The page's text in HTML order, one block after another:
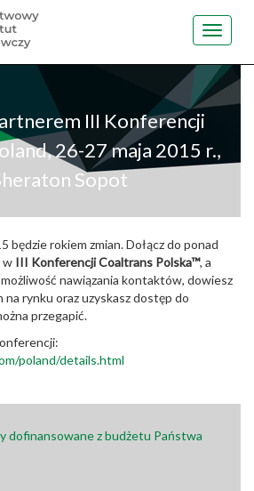
Toggle
III Konferencji
26-27 maja 2015 r.,
Sopot
będzie rokiem zmian. Dołącz do ponad
w III Konferencji Coaltrans Polska™, a
nawiązania kontaktów, dowiesz
na rynku oraz uzyskasz dostęp do
przegapić.
poland/details.html
dofinansowane z budżetu Państwa